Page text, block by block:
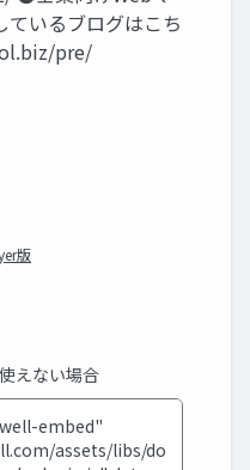
ているブログはこち
pre/
版
えない場合